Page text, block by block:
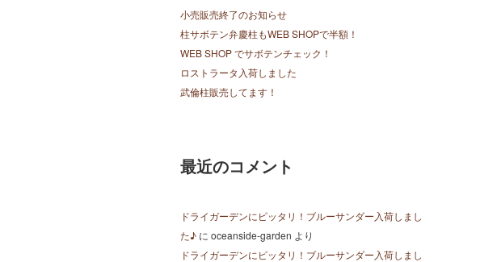
小売販売終了のお知らせ
柱サボテン弁慶柱もWEB SHOPで半額！
WEB SHOP でサボテンチェック！
ロストラータ入荷しました
武倫柱販売してます！
最近のコメント
ドライガーデンにピッタリ！ブルーサンダー入荷しまし
た♪ に oceanside-garden より
ドライガーデンにピッタリ！ブルーサンダー入荷しまし